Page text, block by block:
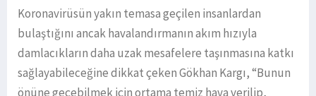
Koronavirüsün yakın temasa geçilen insanlardan
bulaştığını ancak havalandırmanın akım hızıyla
damlacıkların daha uzak mesafelere taşınmasına katkı
sağlayabileceğine dikkat çeken Gökhan Kargı, “Bunun
önüne geçebilmek için ortama temiz hava verilip,